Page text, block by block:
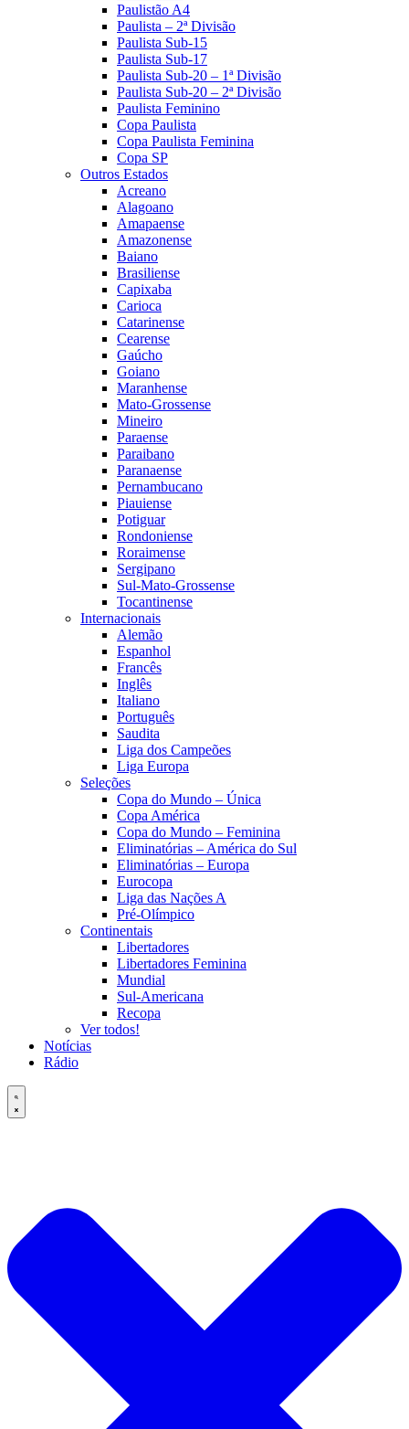
Paulistão A4
Paulista – 2ª Divisão
Paulista Sub-15
Paulista Sub-17
Paulista Sub-20 – 1ª Divisão
Paulista Sub-20 – 2ª Divisão
Paulista Feminino
Copa Paulista
Copa Paulista Feminina
Copa SP
Outros Estados
Acreano
Alagoano
Amapaense
Amazonense
Baiano
Brasiliense
Capixaba
Carioca
Catarinense
Cearense
Gaúcho
Goiano
Maranhense
Mato-Grossense
Mineiro
Paraense
Paraibano
Paranaense
Pernambucano
Piauiense
Potiguar
Rondoniense
Roraimense
Sergipano
Sul-Mato-Grossense
Tocantinense
Internacionais
Alemão
Espanhol
Francês
Inglês
Italiano
Português
Saudita
Liga dos Campeões
Liga Europa
Seleções
Copa do Mundo – Única
Copa América
Copa do Mundo – Feminina
Eliminatórias – América do Sul
Eliminatórias – Europa
Eurocopa
Liga das Nações A
Pré-Olímpico
Continentais
Libertadores
Libertadores Feminina
Mundial
Sul-Americana
Recopa
Ver todos!
Notícias
Rádio